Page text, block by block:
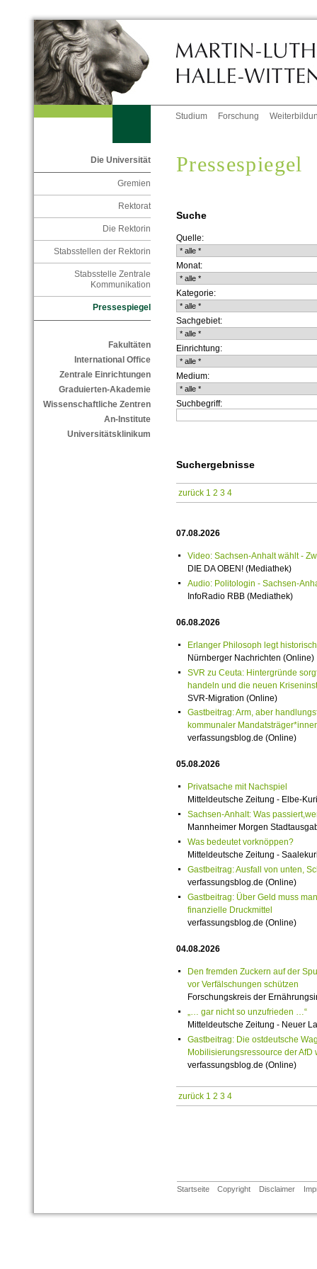
Studium Forschung
Die Universität
Gremien
Rektorat
Die Rektorin
Stabsstellen der Rektorin
Stabsstelle Zentrale
Kommunikation
Pressespiegel
Fakultäten
International Office
Zentrale Einrichtungen
Graduierten-Akademie
Wissenschaftliche Zentren
An-Institute
Universitätsklinikum
Pressespiegel
Suche
Quelle:
Monat:
Kategorie:
Sachgebiet:
Einrichtung:
Medium:
Suchbegriff:
Suchergebnisse
zurück 1 2 3 4
07.08.2026
Video: Sachsen-Anhalt wählt -
DIE DA OBEN! (Mediathek)
Audio: Politologin - Sachsen-
InfoRadio RBB (Mediathek)
06.08.2026
Erlanger Philosoph legt
Nürnberger Nachrichten (Online)
SVR zu Ceuta: Hintergründe
handeln und die neuen
SVR-Migration (Online)
Gastbeitrag: Arm, aber
kommunaler
verfassungsblog.de (Online)
05.08.2026
Privatsache mit Nachspiel
Mitteldeutsche Zeitung - Elbe-
Sachsen-Anhalt: Was
Mannheimer Morgen
Was bedeutet vorknöppen?
Mitteldeutsche Zeitung -
Gastbeitrag: Ausfall von unten,
verfassungsblog.de (Online)
Gastbeitrag: Über Geld muss
finanzielle Druckmittel
verfassungsblog.de (Online)
04.08.2026
Den fremden Zuckern auf der
vor Verfälschungen schützen
Forschungskreis der
„… gar nicht so unzufrieden …“
Mitteldeutsche Zeitung - Neuer
Gastbeitrag: Die ostdeutsche
Mobilisierungsressource der AfD
verfassungsblog.de (Online)
zurück 1 2 3 4
Startseite Copyright Disclaimer